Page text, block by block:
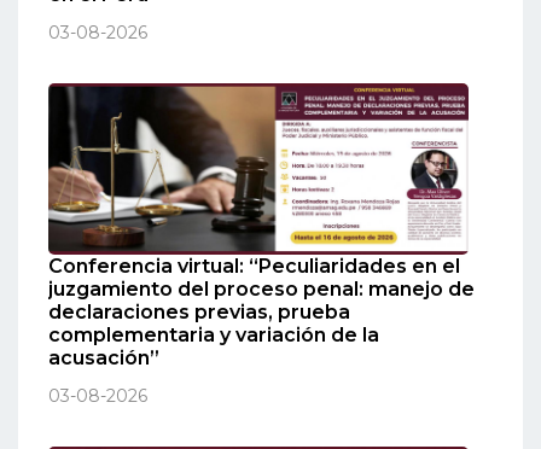
03-08-2026
Conferencia virtual: “Peculiaridades en el
juzgamiento del proceso penal: manejo de
declaraciones previas, prueba
complementaria y variación de la
acusación”
03-08-2026